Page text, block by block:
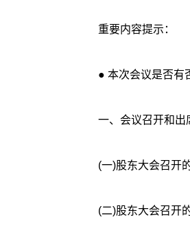
重要内容提示：
● 本次会议是否
一、会议召开和出
(一)股东大会召开
(二)股东大会召开